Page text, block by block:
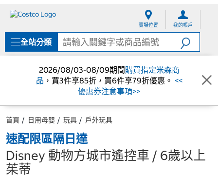
單
賣場位置 我的帳戶
全站分類
2026/08/03-08/09期間購買指定米森商
品 ，買3件享85折，買6件享79折優惠。 <<
優惠券注意事項>>
首頁 日用母嬰 玩具 戶外玩具
速配限區隔日達
Disney 動物方城市遙控車 / 6歲以上
茱蒂